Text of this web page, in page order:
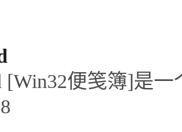
[Win32便笺簿]是